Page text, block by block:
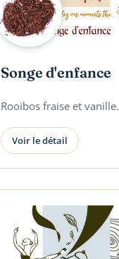
Songe d'enfance
Rooibos fraise et vanille.
Voir le détail